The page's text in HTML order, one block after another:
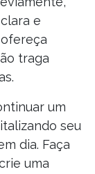
e
traga
um
seu
dia. Faça
uma